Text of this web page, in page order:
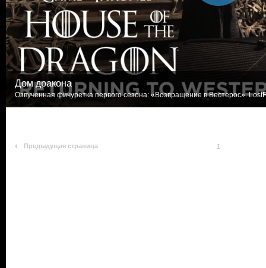
Дом дракона
Озвученная фичуретка первого сезона: «Возвращение в Вестерос».
Предыдущая страница 1